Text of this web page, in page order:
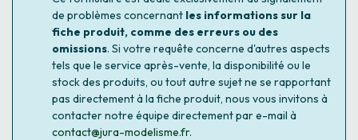
de problèmes concernant les informations sur la
fiche produit, comme des erreurs ou des
omissions. Si votre requête concerne d'autres aspects
tels que le service après-vente, la disponibilité ou le
stock des produits, ou tout autre sujet ne se rapportant
pas directement à la fiche produit, nous vous invitons à
contacter notre équipe directement par e-mail à
contact@jura-modelisme.fr.